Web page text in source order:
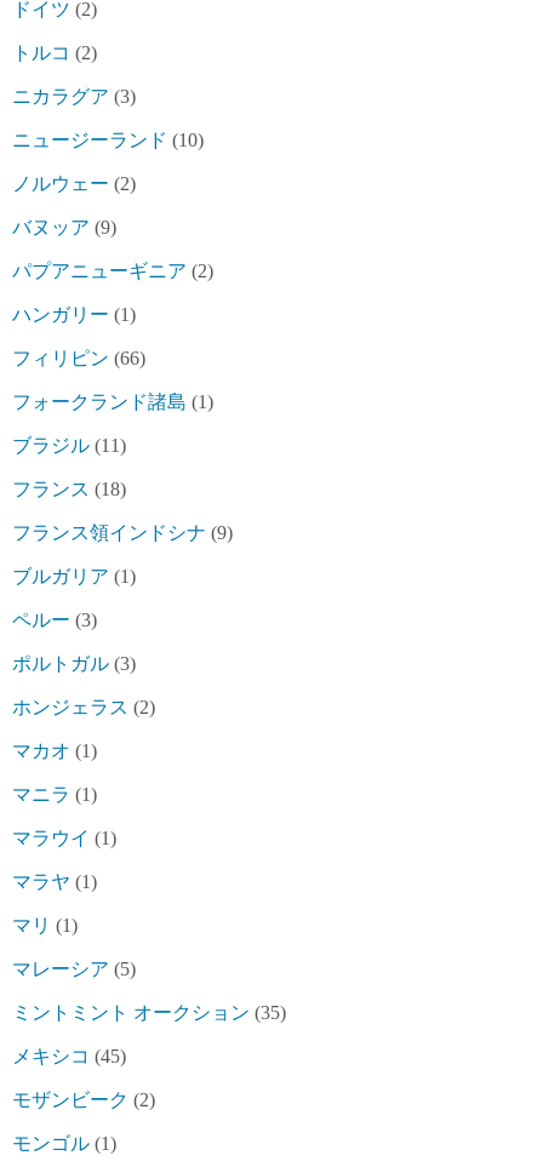
ドイツ (2)
トルコ (2)
ニカラグア (3)
ニュージーランド (10)
ノルウェー (2)
バヌッア (9)
パプアニューギニア (2)
ハンガリー (1)
フィリピン (66)
フォークランド諸島 (1)
ブラジル (11)
フランス (18)
フランス領インドシナ (9)
ブルガリア (1)
ペルー (3)
ポルトガル (3)
ホンジェラス (2)
マカオ (1)
マニラ (1)
マラウイ (1)
マラヤ (1)
マリ (1)
マレーシア (5)
ミントミント オークション (35)
メキシコ (45)
モザンビーク (2)
モンゴル (1)